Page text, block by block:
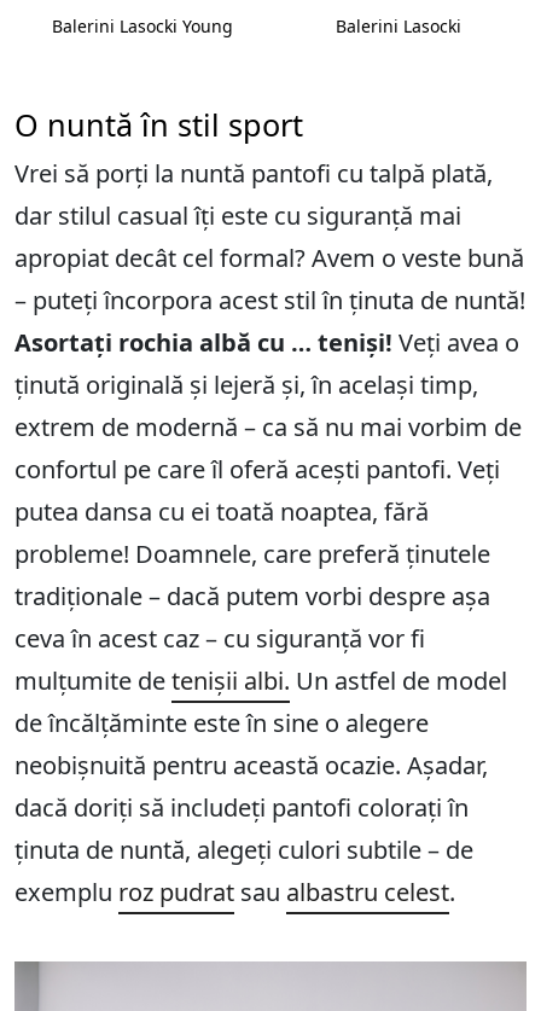
Balerini Lasocki Young Balerini Lasocki
O nuntă în stil sport
Vrei să porți la nuntă pantofi cu talpă plată,
dar stilul casual îți este cu siguranță mai
apropiat decât cel formal? Avem o veste bună
– puteți încorpora acest stil în ținuta de nuntă!
Asortați rochia albă cu … teniși! Veți avea o
ținută originală și lejeră și, în același timp,
extrem de modernă – ca să nu mai vorbim de
confortul pe care îl oferă acești pantofi. Veți
putea dansa cu ei toată noaptea, fără
probleme! Doamnele, care preferă ținutele
tradiționale – dacă putem vorbi despre așa
ceva în acest caz – cu siguranță vor fi
mulțumite detenișii albi. Un astfel de model
de încălțăminte este în sine o alegere
neobișnuită pentru această ocazie. Așadar,
dacă doriți să includeți pantofi colorați în
ținuta de nuntă, alegeți culori subtile – de
exemplu roz pudrat sau albastru celest.